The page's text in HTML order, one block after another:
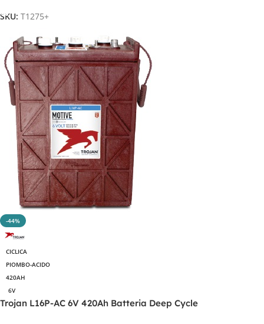
SKU: T1275+
-44%
CICLICA
PIOMBO-ACIDO
420AH
6V
Trojan L16P-AC 6V 420Ah Batteria Deep Cycle